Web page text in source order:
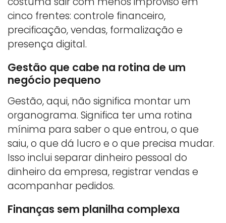
cinco frentes: controle financeiro,
precificação, vendas, formalização e
presença digital.
Gestão que cabe na rotina de um
negócio pequeno
Gestão, aqui, não significa montar um
organograma. Significa ter uma rotina
mínima para saber o que entrou, o que
saiu, o que dá lucro e o que precisa mudar.
Isso inclui separar dinheiro pessoal do
dinheiro da empresa, registrar vendas e
acompanhar pedidos.
Finanças sem planilha complexa